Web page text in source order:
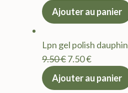
prix
9.50 €.
actuel
7.50 €.
Ajouter au panier
Lpn gel polish dauphin
9.50€Le
prix
7.50€Le
actuel
Ajouter au panier